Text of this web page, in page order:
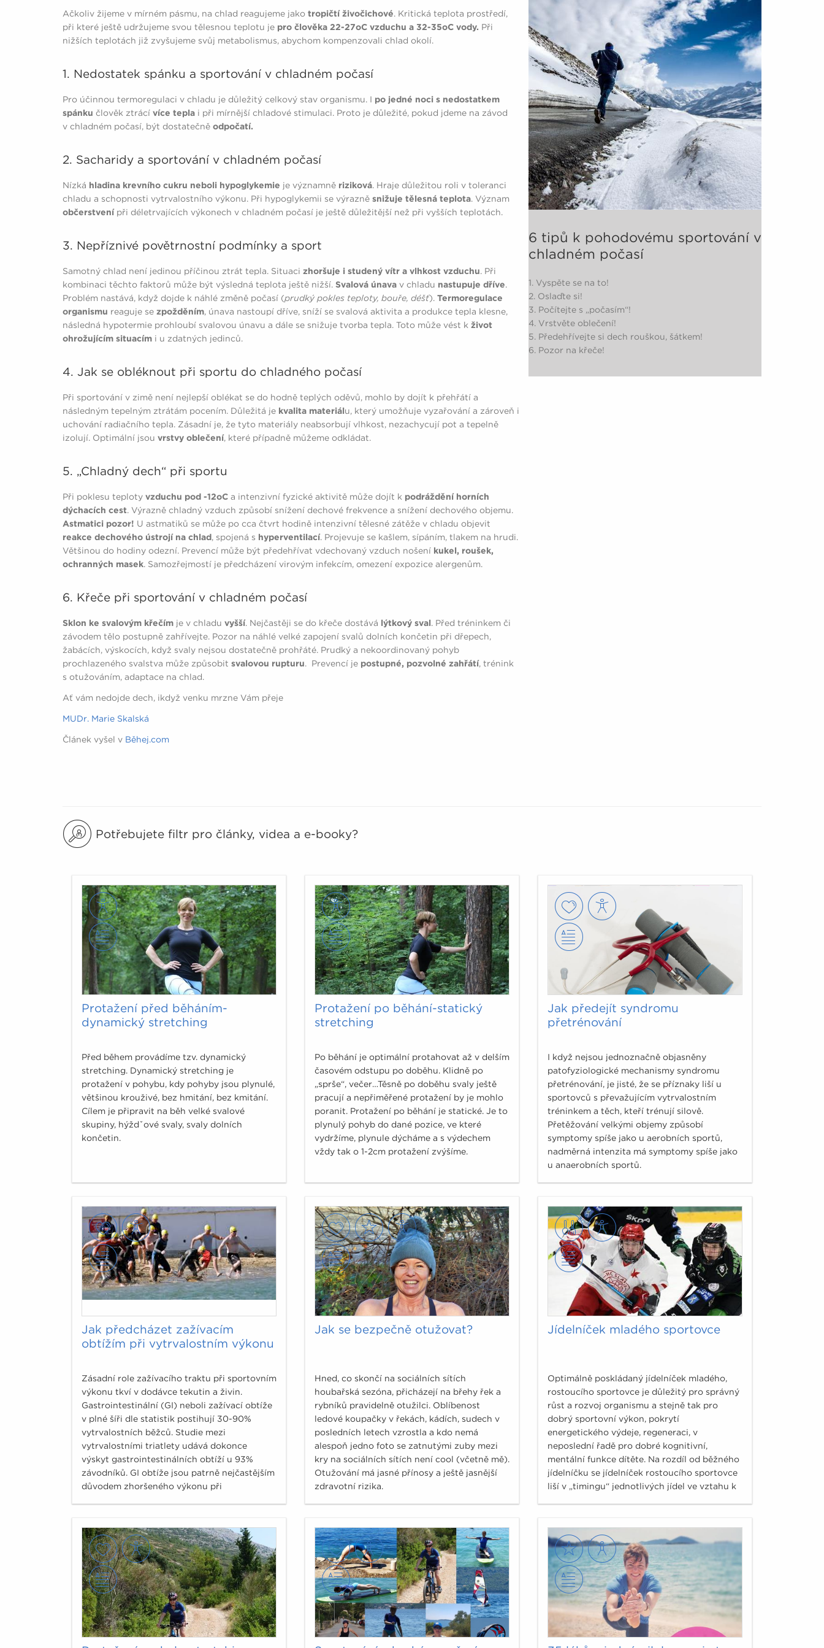
zlepšení životního stylu.
Ačkoliv žijeme v mírném pásmu, na chlad reagujeme jako tropičtí živočichové. Kritická teplota prostředí,
při které ještě udržujeme svou tělesnou teplotu je pro člověka 22-27oC vzduchu a 32-35oC vody. Při
nižších teplotách již zvyšujeme svůj metabolismus, abychom kompenzovali chlad okolí.
1. Nedostatek spánku a sportování v chladném počasí
Pro účinnou termoregulaci v chladu je důležitý celkový stav organismu. I po jedné noci s nedostatkem
spánku člověk ztrácí více tepla i při mírnější chladové stimulaci. Proto je důležité, pokud jdeme na závod
v chladném počasí, být dostatečně odpočatí.
2. Sacharidy a sportování v chladném počasí
Nízká hladina krevního cukru neboli hypoglykemie je významně riziková. Hraje důležitou roli v toleranci
chladu a schopnosti vytrvalostního výkonu. Při hypoglykemii se výrazně snižuje tělesná teplota. Význam
občerstvenípři déletrvajících výkonech v chladném počasí je ještě důležitější než při vyšších teplotách.
3. Nepříznivé povětrnostní podmínky a sport
Samotný chlad není jedinou příčinou ztrát tepla. Situaci zhoršuje i studený vítr a vlhkost vzduchu. Při
kombinaci těchto faktorů může být výsledná teplota ještě nižší. Svalová únava v chladu nastupuje dříve.
Problém nastává, když dojde k náhlé změně počasí (prudký pokles teploty, bouře, déšť). Termoregulace
organismu reaguje se zpožděním, únava nastoupí dříve, sníží se svalová aktivita a produkce tepla klesne,
následná hypotermie prohloubí svalovou únavu a dále se snižuje tvorba tepla. Toto může vést k život
ohrožujícím situacím i u zdatných jedinců.
4. Jak se obléknout při sportu do chladného počasí
Při sportování v zimě není nejlepší oblékat se do hodně teplých oděvů, mohlo by dojít k přehřátí a
následným tepelným ztrátám pocením. Důležitá je kvalita materiálu, který umožňuje vyzařování a zároveň i
uchování radiačního tepla. Zásadní je, že tyto materiály neabsorbují vlhkost, nezachycují pot a tepelně
izolují. Optimální jsou vrstvy oblečení, které případně můžeme odkládat.
5. „Chladný dech“ při sportu
Při poklesu teploty vzduchu pod -12oC a intenzivní fyzické aktivitě může dojít k podráždění horních
dýchacích cest. Výrazně chladný vzduch způsobí snížení dechové frekvence a snížení dechového objemu.
Astmatici pozor! U astmatiků se může po cca čtvrt hodině intenzivní tělesné zátěže v chladu objevit
reakce dechového ústrojí na chlad, spojená s hyperventilací. Projevuje se kašlem, sípáním, tlakem na hrudi.
Většinou do hodiny odezní. Prevencí může být předehřívat vdechovaný vzduch nošení kukel, roušek,
ochranných masek. Samozřejmostí je předcházení virovým infekcím, omezení expozice alergenům.
6. Křeče při sportování v chladném počasí
Sklon ke svalovým křečím je v chladu vyšší. Nejčastěji se do křeče dostává lýtkový sval. Před tréninkem či
závodem tělo postupně zahřívejte. Pozor na náhlé velké zapojení svalů dolních končetin při dřepech,
žabácích, výskocích, když svaly nejsou dostatečně prohřáté. Prudký a nekoordinovaný pohyb
prochlazeného svalstva může způsobit svalovou rupturu. Prevencí je postupné, pozvolné zahřátí, trénink
s otužováním, adaptace na chlad.
Ať vám nedojde dech, ikdyž venku mrzne Vám přeje
MUDr. Marie Skalská
Článek vyšel v Běhej.com
6 tipů k pohodovému sportování v
chladném počasí
1. Vyspěte se na to!
2. Oslaďte si!
3. Počítejte s „počasím“!
4. Vrstvěte oblečení!
5. Předehřívejte si dech rouškou, šátkem!
6. Pozor na křeče!
Potřebujete filtr pro články, videa a e-booky?
Protažení před běháním-
dynamický stretching
Před během provádíme tzv. dynamický
stretching. Dynamický stretching je
protažení v pohybu, kdy pohyby jsou plynulé,
většinou krouživé, bez hmitání, bez kmitání.
Cílem je připravit na běh velké svalové
skupiny, hýždˇové svaly, svaly dolních
končetin.
Protažení po běhání-statický
stretching
Po běhání je optimální protahovat až v delším
časovém odstupu po doběhu. Klidně po
„sprše“, večer…Těsně po doběhu svaly ještě
pracují a nepřiměřené protažení by je mohlo
poranit. Protažení po běhání je statické. Je to
plynulý pohyb do dané pozice, ve které
vydržíme, plynule dýcháme a s výdechem
vždy tak o 1-2cm protažení zvýšíme.
Jak předejít syndromu
přetrénování
I když nejsou jednoznačně objasněny
patofyziologické mechanismy syndromu
přetrénování, je jisté, že se příznaky liší u
sportovců s převažujícím vytrvalostním
tréninkem a těch, kteří trénují silově.
Přetěžování velkými objemy způsobí
symptomy spíše jako u aerobních sportů,
nadměrná intenzita má symptomy spíše jako
u anaerobních sportů.
Jak předcházet zažívacím
obtížím při vytrvalostním výkonu
Zásadní role zažívacího traktu při sportovním
výkonu tkví v dodávce tekutin a živin.
Gastrointestinální (GI) neboli zažívací obtíže
v plné šíři dle statistik postihují 30-90%
vytrvalostních běžců. Studie mezi
vytrvalostními triatlety udává dokonce
výskyt gastrointestinálních obtíží u 93%
závodníků. GI obtíže jsou patrně nejčastějším
důvodem zhoršeného výkonu při
Jak se bezpečně otužovat?
Hned, co skončí na sociálních sítích
houbařská sezóna, přicházejí na břehy řek a
rybníků pravidelně otužilci. Oblíbenost
ledové koupačky v řekách, kádích, sudech v
posledních letech vzrostla a kdo nemá
alespoň jedno foto se zatnutými zuby mezi
kry na sociálních sítích není cool (včetně mě).
Otužování má jasné přínosy a ještě jasnější
zdravotní rizika.
Jídelníček mladého sportovce
Optimálně poskládaný jídelníček mladého,
rostoucího sportovce je důležitý pro správný
růst a rozvoj organismu a stejně tak pro
dobrý sportovní výkon, pokrytí
energetického výdeje, regeneraci, v
neposlední řadě pro dobré kognitivní,
mentální funkce dítěte. Na rozdíl od běžného
jídelníčku se jídelníček rostoucího sportovce
liší v „timingu“ jednotlivých jídel ve vztahu k